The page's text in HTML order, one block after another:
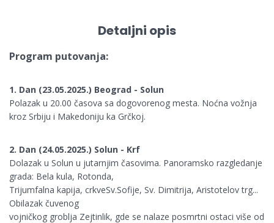
Detaljni opis
Program putovanja:
1. Dan (23.05.2025.) Beograd - Solun
Polazak u 20.00 časova sa dogovorenog mesta. Noćna vožnja
kroz Srbiju i Makedoniju ka Grčkoj.
2. Dan (24.05.2025.) Solun - Krf
Dolazak u Solun u jutarnjim časovima. Panoramsko razgledanje
grada: Bela kula, Rotonda,
Trijumfalna kapija, crkveSv.Sofije, Sv. Dimitrija, Aristotelov trg...
Obilazak čuvenog
vojničkog groblja Zejtinlik, gde se nalaze posmrtni ostaci više od